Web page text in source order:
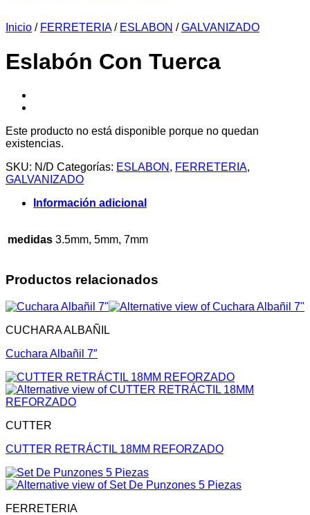
Inicio / FERRETERIA / ESLABON / GALVANIZADO
Eslabón Con Tuerca
Este producto no está disponible porque no quedan
existencias.
SKU: N/D Categorías: ESLABON , FERRETERIA,
GALVANIZADO
Información adicional
medidas 3.5mm, 5mm, 7mm
Productos relacionados
CUCHARA ALBAÑIL
Cuchara Albañil 7″
CUTTER
CUTTER RETRÁCTIL 18MM REFORZADO
FERRETERIA